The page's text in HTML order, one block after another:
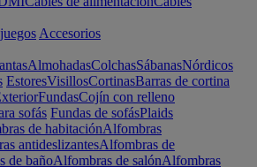
Accesorios
AlmohadasColchasSábanasNórdicos
EstoresVisillosCortinasBarras de cortina
FundasCojín con relleno
sofás Fundas de sofásPlaids
de habitaciónAlfombras
antideslizantesAlfombras de
de bañoAlfombras de salónAlfombras